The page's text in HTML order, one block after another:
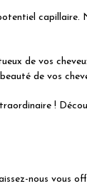
capillaire.
de vos
de vos
!
nous vous